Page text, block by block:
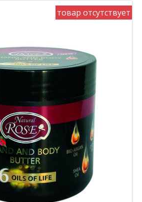
товар отсутствует